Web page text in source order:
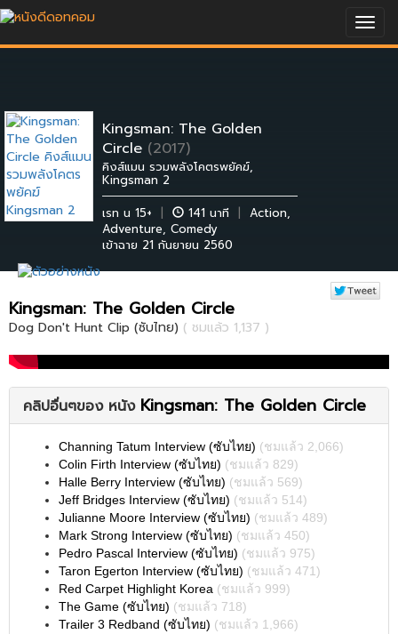
Kingsman: The Golden
Circle (2017)
คิงส์แมน รวมพลังโคตรพยัคฆ์,
Kingsman 2
เรท น 15+
| 141 นาที | Action,
Adventure, Comedy
เข้าฉาย 21 กันยายน 2560
Kingsman: The Golden Circle
Dog Don't Hunt Clip (ซับไทย) ( ชมแล้ว 1,137 )
คลิปอื่นๆของ หนัง Kingsman: The Golden Circle
Channing Tatum Interview (ซับไทย) (ชมแล้ว 2,066)
Colin Firth Interview (ซับไทย) (ชมแล้ว 829)
Halle Berry Interview (ซับไทย) (ชมแล้ว 569)
Jeff Bridges Interview (ซับไทย) (ชมแล้ว 514)
Julianne Moore Interview (ซับไทย) (ชมแล้ว 489)
Mark Strong Interview (ซับไทย) (ชมแล้ว 450)
Pedro Pascal Interview (ซับไทย) (ชมแล้ว 975)
Taron Egerton Interview (ซับไทย) (ชมแล้ว 471)
Red Carpet Highlight Korea (ชมแล้ว 999)
The Game (ซับไทย) (ชมแล้ว 718)
Trailer 3 Redband (ซับไทย) (ชมแล้ว 1,966)